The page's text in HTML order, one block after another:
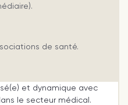
de santé.
et dynamique avec
le secteur médical.